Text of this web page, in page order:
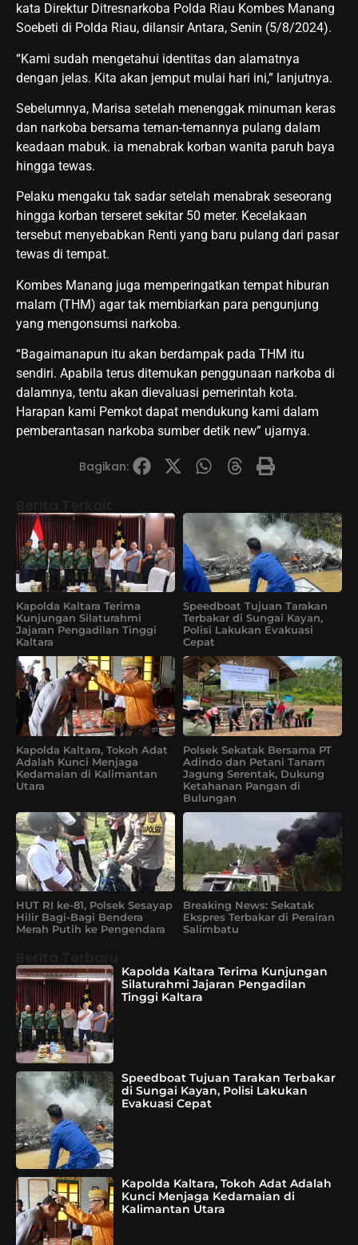
kata Direktur Ditresnarkoba Polda Riau Kombes Manang
Soebeti di Polda Riau, dilansir Antara, Senin (5/8/2024).
“Kami sudah mengetahui identitas dan alamatnya
dengan jelas. Kita akan jemput mulai hari ini,” lanjutnya.
Sebelumnya, Marisa setelah menenggak minuman keras
dan narkoba bersama teman-temannya pulang dalam
keadaan mabuk. ia menabrak korban wanita paruh baya
hingga tewas.
Pelaku mengaku tak sadar setelah menabrak seseorang
hingga korban terseret sekitar 50 meter. Kecelakaan
tersebut menyebabkan Renti yang baru pulang dari pasar
tewas di tempat.
Kombes Manang juga memperingatkan tempat hiburan
malam (THM) agar tak membiarkan para pengunjung
yang mengonsumsi narkoba.
“Bagaimanapun itu akan berdampak pada THM itu
sendiri. Apabila terus ditemukan penggunaan narkoba di
dalamnya, tentu akan dievaluasi pemerintah kota.
Harapan kami Pemkot dapat mendukung kami dalam
pemberantasan narkoba sumber detik new” ujarnya.
Bagikan:
Kapolda Kaltara Terima
Kunjungan Silaturahmi
Jajaran Pengadilan Tinggi
Kaltara
Speedboat Tujuan Tarakan
Terbakar di Sungai Kayan,
Polisi Lakukan Evakuasi
Cepat
Kapolda Kaltara, Tokoh Adat
Adalah Kunci Menjaga
Kedamaian di Kalimantan
Utara
Polsek Sekatak Bersama PT
Adindo dan Petani Tanam
Jagung Serentak, Dukung
Ketahanan Pangan di
Bulungan
HUT RI ke-81, Polsek Sesayap
Hilir Bagi-Bagi Bendera
Merah Putih ke Pengendara
Breaking News: Sekatak
Ekspres Terbakar di Perairan
Salimbatu
Kapolda Kaltara Terima Kunjungan
Silaturahmi Jajaran Pengadilan
Tinggi Kaltara
Speedboat Tujuan Tarakan Terbakar
di Sungai Kayan, Polisi Lakukan
Evakuasi Cepat
Kapolda Kaltara, Tokoh Adat Adalah
Kunci Menjaga Kedamaian di
Kalimantan Utara